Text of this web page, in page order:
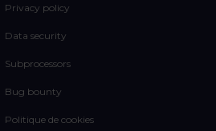
Privacy policy
Data security
Subprocessors
Bug bounty
Politique de cookies